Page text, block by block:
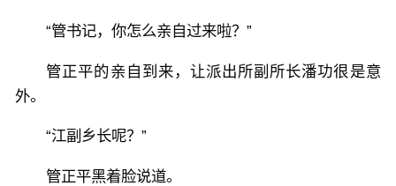
“管书记，你怎么亲自过来啦？”
管正平的亲自到来，让派出所副所长潘功很是意
外。
“江副乡长呢？”
管正平黑着脸说道。